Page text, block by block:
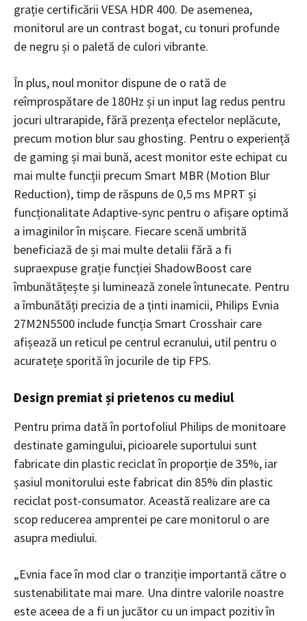
grație certificării VESA HDR 400. De asemenea,
monitorul are un contrast bogat, cu tonuri profunde
de negru și o paletă de culori vibrante.
În plus, noul monitor dispune de o rată de
reîmprospătare de 180Hz și un input lag redus pentru
jocuri ultrarapide, fără prezența efectelor neplăcute,
precum motion blur sau ghosting. Pentru o experiență
de gaming și mai bună, acest monitor este echipat cu
mai multe funcții precum Smart MBR (Motion Blur
Reduction), timp de răspuns de 0,5 ms MPRT și
funcționalitate Adaptive-sync pentru o afișare optimă
a imaginilor în mișcare. Fiecare scenă umbrită
beneficiază de și mai multe detalii fără a fi
supraexpuse grație funcției ShadowBoost care
îmbunătățește și luminează zonele întunecate. Pentru
a îmbunătăți precizia de a ținti inamicii, Philips Evnia
27M2N5500 include funcția Smart Crosshair care
afișează un reticul pe centrul ecranului, util pentru o
acuratețe sporită în jocurile de tip FPS.
Design premiat și prietenos cu mediul
Pentru prima dată în portofoliul Philips de monitoare
destinate gamingului, picioarele suportului sunt
fabricate din plastic reciclat în proporție de 35%, iar
șasiul monitorului este fabricat din 85% din plastic
reciclat post-consumator. Această realizare are ca
scop reducerea amprentei pe care monitorul o are
asupra mediului.
„Evnia face în mod clar o tranziție importantă către o
sustenabilitate mai mare. Una dintre valorile noastre
este aceea de a fi un jucător cu un impact pozitiv în